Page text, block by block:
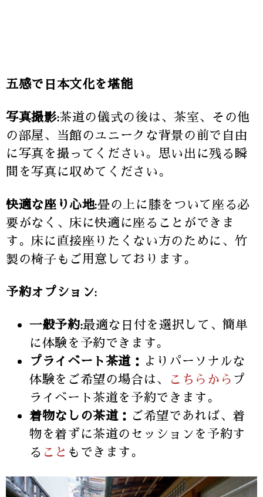
五感で日本文化を堪能
写真撮影:茶道の儀式の後は、茶室、その他
の部屋、当館のユニークな背景の前で自由
に写真を撮ってください。思い出に残る瞬
間を写真に収めてください。
快適な座り心地:畳の上に膝をついて座る必
要がなく、床に快適に座ることができま
す。床に直接座りたくない方のために、竹
製の椅子もご用意しております。
予約オプション:
一般予約:最適な日付を選択して、簡単
に体験を予約できます。
プライベート茶道： よりパーソナルな
体験をご希望の場合は、
こちらから プ
ライベート茶道を予約できます。
着物なしの茶道： ご希望であれば、着
物を着ずに茶道のセッションを予約す
る こと もできます。